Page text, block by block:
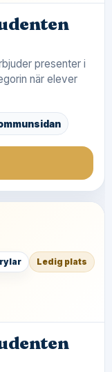
presenter i
när elever
Ledig plats